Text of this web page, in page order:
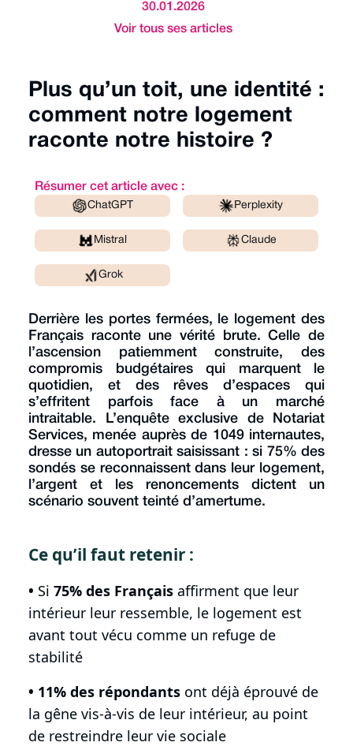
30.01.2026
Voir tous ses articles
Plus qu’un toit, une identité :
comment notre logement
raconte notre histoire ?
Résumer cet article avec :
ChatGPT Perplexity
Mistral Claude
Grok
Derrière les portes fermées, le logement des
Français raconte une vérité brute. Celle de
l’ascension patiemment construite, des
compromis budgétaires qui marquent le
quotidien, et des rêves d’espaces qui
s’effritent parfois face à un marché
intraitable. L’enquête exclusive de Notariat
Services, menée auprès de 1049 internautes,
dresse un autoportrait saisissant : si 75% des
sondés se reconnaissent dans leur logement,
l’argent et les renoncements dictent un
scénario souvent teinté d’amertume.
Ce qu’il faut retenir :
• Si 75% des Français affirment que leur
intérieur leur ressemble, le logement est
avant tout vécu comme un refuge de
stabilité
• 11% des répondants ont déjà éprouvé de
la gêne vis-à-vis de leur intérieur, au point
de restreindre leur vie sociale